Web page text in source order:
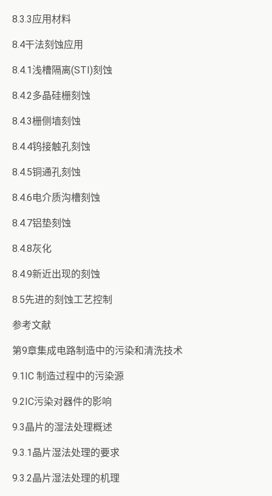
8.3.3应用材料
8.4干法刻蚀应用
8.4.1浅槽隔离(STI)刻蚀
8.4.2多晶硅栅刻蚀
8.4.3栅侧墙刻蚀
8.4.4钨接触孔刻蚀
8.4.5铜通孔刻蚀
8.4.6电介质沟槽刻蚀
8.4.7铝垫刻蚀
8.4.8灰化
8.4.9新近出现的刻蚀
8.5先进的刻蚀工艺控制
参考文献
第9章集成电路制造中的污染和清洗技术
9.1IC 制造过程中的污染源
9.2IC污染对器件的影响
9.3晶片的湿法处理概述
9.3.1晶片湿法处理的要求
9.3.2晶片湿法处理的机理